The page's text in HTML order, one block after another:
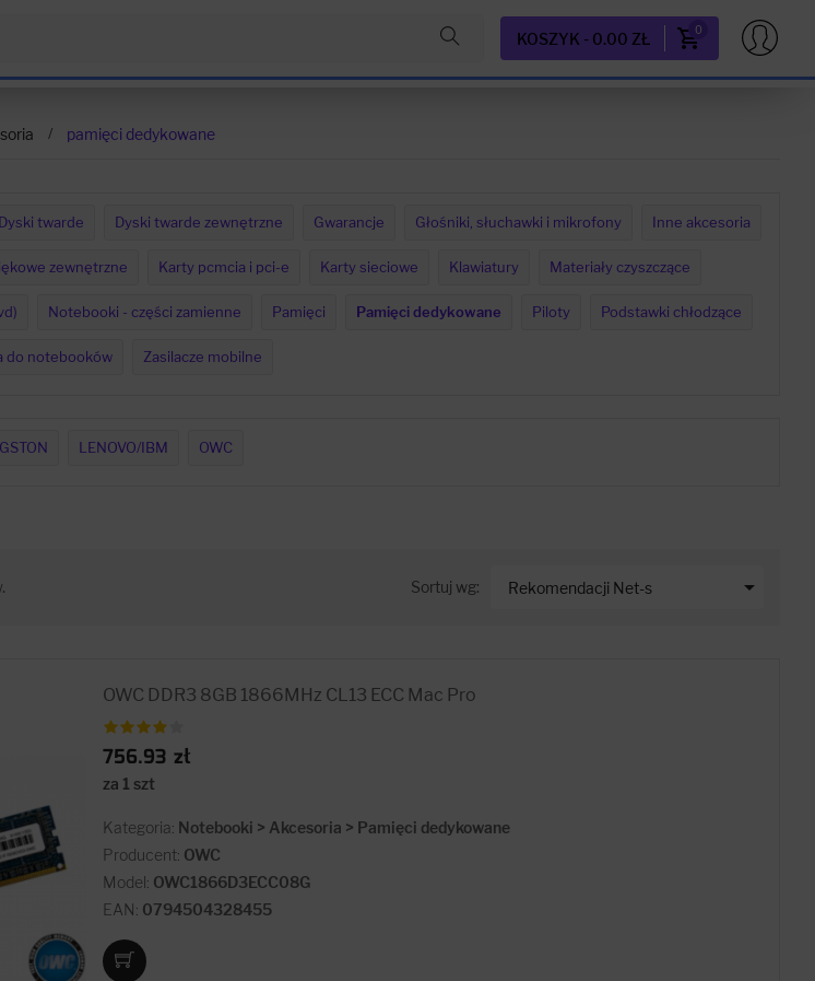
KOSZYK - 0.00 ZŁ 0
pamięci dedykowane
Dyski twarde Dyski twarde zewnętrzne Gwarancje Głośniki, słuchawki i mikrofony Inne akcesoria
zewnętrzne Karty pcmcia i pci-e Karty sieciowe Klawiatury Materiały czyszczące
Notebooki - części zamienne Pamięci Pamięci dedykowane Piloty Podstawki chłodzące
do notebooków Zasilacze mobilne
LENOVO/IBM OWC
Rekomendacji Net-s 
Sortuj wg:
OWC DDR3 8GB 1866MHz CL13 ECC Mac Pro
756.93 zł
za 1 szt
Kategoria: Notebooki > Akcesoria > Pamięci dedykowane
Producent: OWC
Model: OWC1866D3ECC08G
EAN: 0794504328455